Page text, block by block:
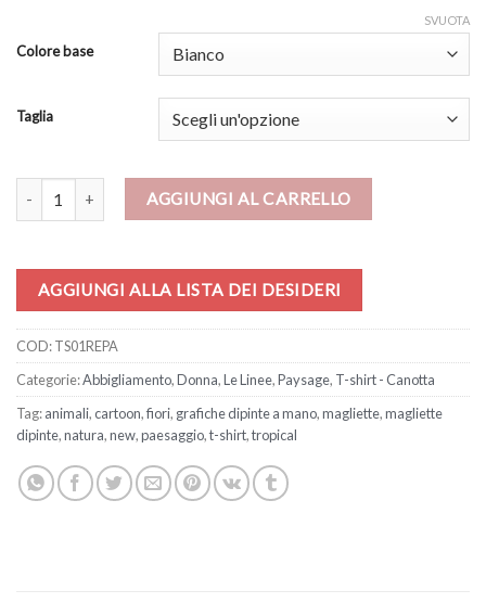
Colore base
Taglia
SVUOTA
T-shirt - Red parrot quantitàAGGIUNGI AL CARRELLO
AGGIUNGI ALLA LISTA DEI DESIDERI
COD:TS01REPA
Categorie:Abbigliamento,Donna,Le Linee,Paysage, T-shirt - Canotta
Tag:animali, cartoon,fiori, grafiche dipinte a mano,magliette,magliette
dipinte,natura,new,paesaggio,t-shirt,tropical